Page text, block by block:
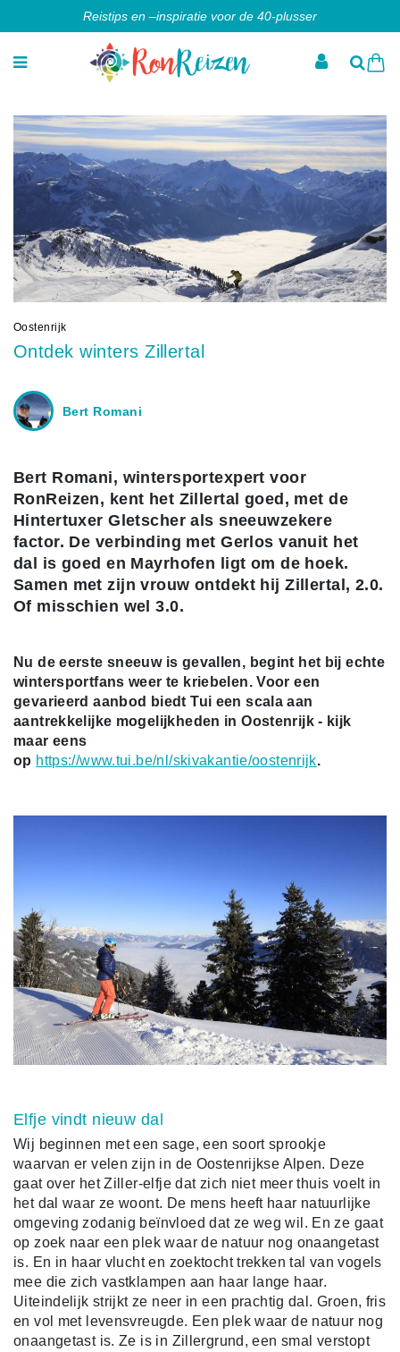
Reistips en –inspiratie voor de 40-plusser
Oostenrijk
Ontdek winters Zillertal
Bert Romani
Bert Romani, wintersportexpert voor
RonReizen, kent het Zillertal goed, met de
Hintertuxer Gletscher als sneeuwzekere
factor. De verbinding met Gerlos vanuit het
dal is goed en Mayrhofen ligt om de hoek.
Samen met zijn vrouw ontdekt hij Zillertal, 2.0.
Of misschien wel 3.0.
Nu de eerste sneeuw is gevallen, begint het bij echte
wintersportfans weer te kriebelen. Voor een
gevarieerd aanbod biedt Tui een scala aan
aantrekkelijke mogelijkheden in Oostenrijk - kijk
maar eens
op https://www.tui.be/nl/skivakantie/oostenrijk.
Elfje vindt nieuw dal
Wij beginnen met een sage, een soort sprookje
waarvan er velen zijn in de Oostenrijkse Alpen. Deze
gaat over het Ziller-elfje dat zich niet meer thuis voelt in
het dal waar ze woont. De mens heeft haar natuurlijke
omgeving zodanig beïnvloed dat ze weg wil. En ze gaat
op zoek naar een plek waar de natuur nog onaangetast
is. En in haar vlucht en zoektocht trekken tal van vogels
mee die zich vastklampen aan haar lange haar.
Uiteindelijk strijkt ze neer in een prachtig dal. Groen, fris
en vol met levensvreugde. Een plek waar de natuur nog
onaangetast is. Ze is in Zillergrund, een smal verstopt